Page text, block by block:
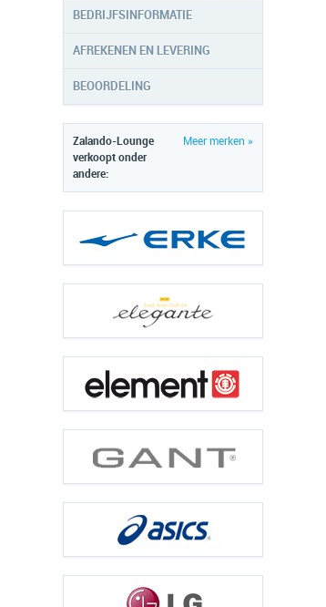
BEDRIJFSINFORMATIE
AFREKENEN EN LEVERING
BEOORDELING
Meer merken »
Zalando-Lounge
verkoopt onder
andere: